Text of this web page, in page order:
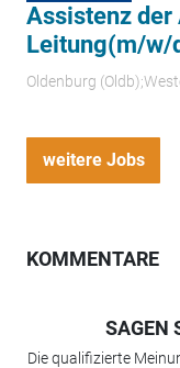
Assistenz
Leitung(m/w/
Oldenburg
weitere Jobs
KOMMENTARE
SAGEN
Die qualifizierte